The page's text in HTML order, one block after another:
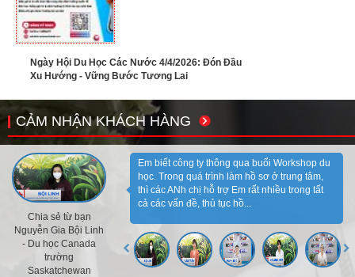
Ngày Hội Du Học Các Nước 4/4/2026: Đón Đầu
Xu Hướng - Vững Bước Tương Lai
CẢM NHẬN KHÁCH HÀNG
Chia sẻ từ bạn
Nguyễn Gia Bội Linh
- Du học Canada
trường
Saskatchewan
Em biết công ty thông qua buổi Workshop du
học. Trong quá trình làm hồ sơ ở trung tâm,
thì các ANh chị hỗ trợ Em rất nhiều trong tất
cả các vấn đề, thủ tục hồ...